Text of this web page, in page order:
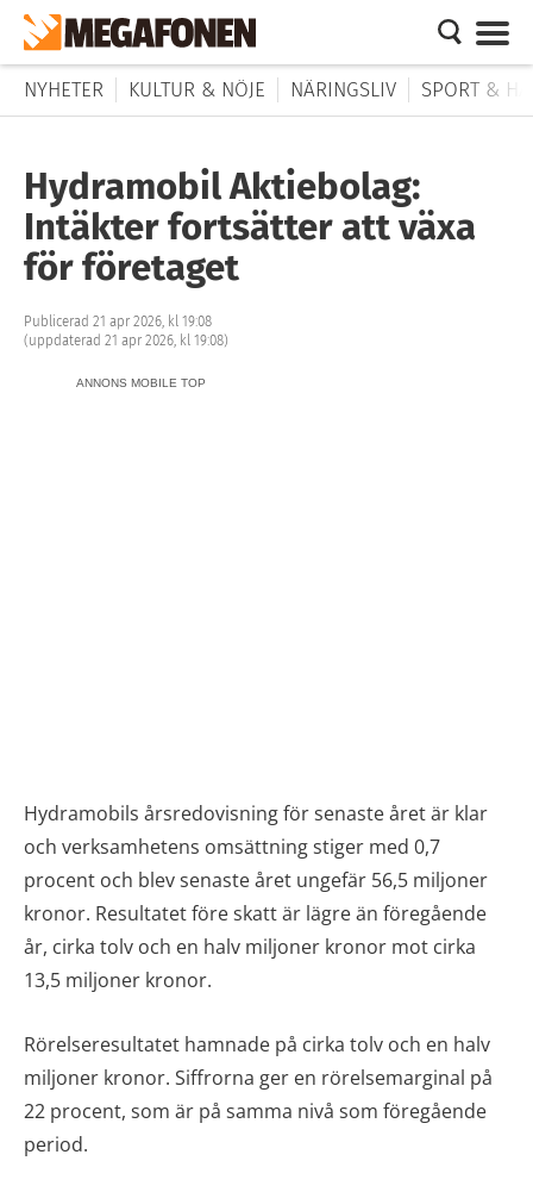
NYHETER KULTUR & NÖJE NÄRINGSLIV SPORT &
Hydramobil Aktiebolag:
Intäkter fortsätter att växa
för företaget
Publicerad 21 apr 2026, kl 19:08
(uppdaterad 21 apr 2026, kl 19:08)
ANNONS MOBILE TOP
Hydramobils årsredovisning för senaste året är klar
och verksamhetens omsättning stiger med 0,7
procent och blev senaste året ungefär 56,5 miljoner
kronor. Resultatet före skatt är lägre än föregående
år, cirka tolv och en halv miljoner kronor mot cirka
13,5 miljoner kronor.
Rörelseresultatet hamnade på cirka tolv och en halv
miljoner kronor. Siffrorna ger en rörelsemarginal på
22 procent, som är på samma nivå som föregående
period.